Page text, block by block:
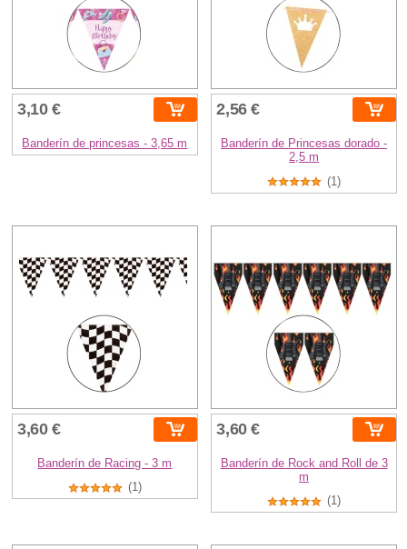
3,10 €
Banderín de princesas - 3,65 m
2,56 €
Banderín de Princesas dorado -
2,5 m
(1)
3,60 €
Banderín de Racing - 3 m
(1)
3,60 €
Banderín de Rock and Roll de 3
m
(1)